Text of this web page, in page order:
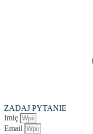
ZADAJ PYTANIE
Imię
Email